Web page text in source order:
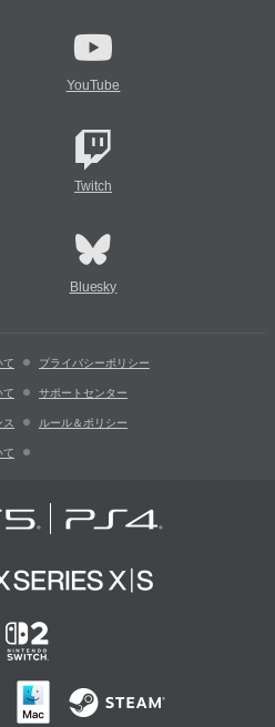
YouTube
Twitch
Bluesky
て プライバシーポリシー
て サポートセンター
ス ルール＆ポリシー
て